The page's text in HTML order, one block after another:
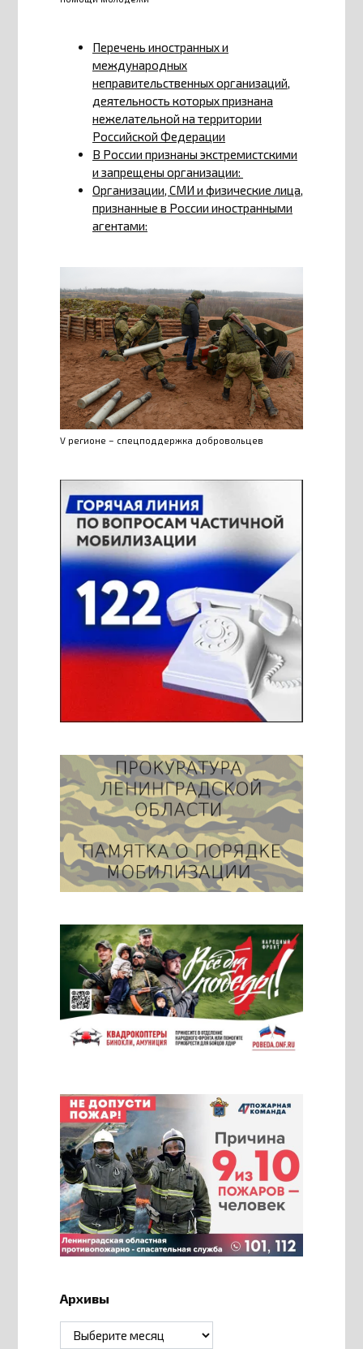
Перечень иностранных и
международных
неправительственных организаций,
деятельность которых признана
нежелательной на территории
Российской Федерации
В России признаны экстремистскими
и запрещены организации:
Организации, СМИ и физические лица,
признанные в России иностранными
агентами:
V регионе – спецподдержка добровольцев
Архивы
Архивы